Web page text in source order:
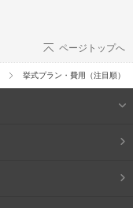
ページトップへ
挙式プラン・費用（注目順）